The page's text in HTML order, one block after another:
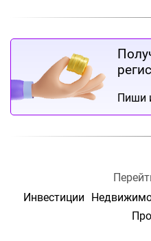
Пиши
Инвестиции